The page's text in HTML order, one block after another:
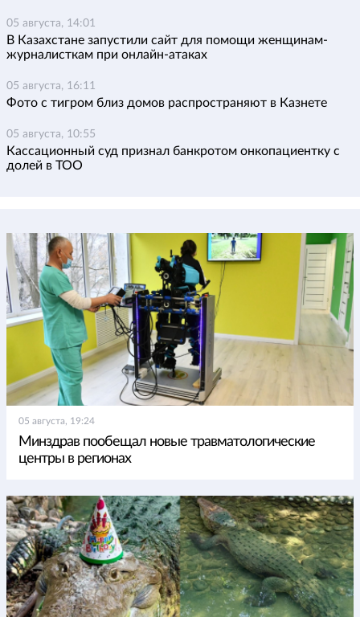
05 августа, 14:01
В Казахстане запустили сайт для помощи женщинам-
журналисткам при онлайн-атаках
05 августа, 16:11
Фото с тигром близ домов распространяют в Казнете
05 августа, 10:55
Кассационный суд признал банкротом онкопациентку с
долей в ТОО
05 августа, 19:24
Минздрав пообещал новые травматологические
центры в регионах